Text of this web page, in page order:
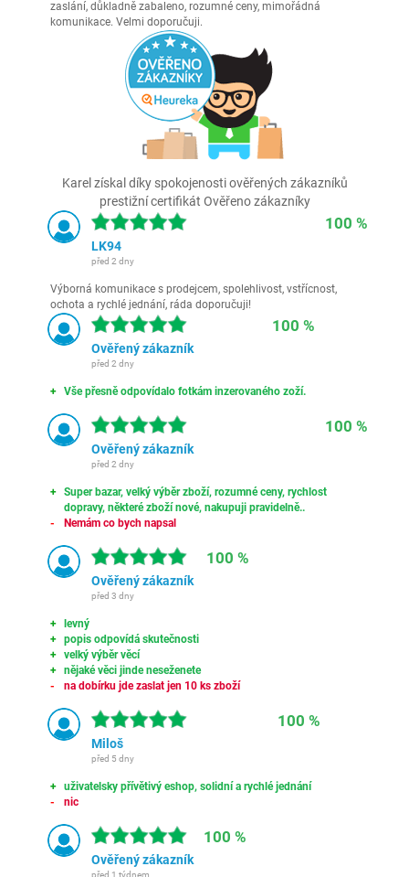
zaslání, důkladně zabaleno, rozumné ceny, mimořádná
komunikace. Velmi doporučuji.
Karel získal díky spokojenosti ověřených zákazníků
prestižní certifikát Ověřeno zákazníky
100 %
LK94
před 2 dny
Výborná komunikace s prodejcem, spolehlivost, vstřícnost,
ochota a rychlé jednání, ráda doporučuji!
100 %
Ověřený zákazník
před 2 dny
Vše přesně odpovídalo fotkám inzerovaného zoží.
100 %
Ověřený zákazník
před 2 dny
Super bazar, velký výběr zboží, rozumné ceny, rychlost
dopravy, některé zboží nové, nakupuji pravidelně..
Nemám co bych napsal
100 %
Ověřený zákazník
před 3 dny
levný
popis odpovídá skutečnosti
velký výběr věcí
nějaké věci jinde neseženete
na dobírku jde zaslat jen 10 ks zboží
100 %
Miloš
před 5 dny
uživatelsky přívětivý eshop, solidní a rychlé jednání
nic
100 %
Ověřený zákazník
před 1 týdnem